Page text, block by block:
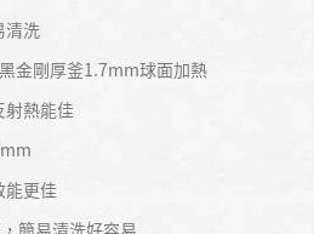
清洗
金剛厚釜1.7mm球面加熱
射熱能佳
能更佳
簡易清洗好容易